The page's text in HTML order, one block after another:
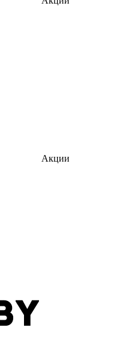
Акции